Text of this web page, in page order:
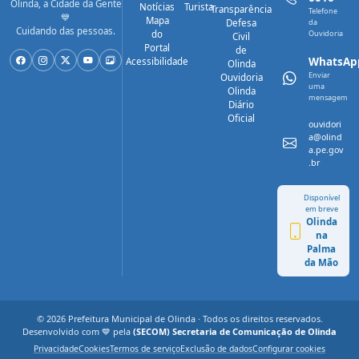
Olinda, a Cidade da Gente
💙
Cuidando das pessoas.
Notícias
Mapa
do
Portal
Acessibilidade
TuristaTransparência
Defesa
Civil
de
Olinda
Ouvidoria
Olinda
Diário
Oficial
Telefone
da
Ouvidoria
Enviar
uma
mensagem
ouvidori
a@olind
a.pe.gov
.br
Disponível
em breve
Olinda
na
Palma
da Mão
© 2026 Prefeitura Municipal de Olinda · Todos os direitos reservados.
Desenvolvido com 💙 pela (SECOM) Secretaria de Comunicação de Olinda
PrivacidadeCookiesTermos de serviçoExclusão de dadosConfigurar cookies